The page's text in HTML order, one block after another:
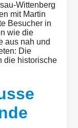
Wittenberg
mit Martin
Besucher in
wie die
aus nah und
Die
die historische